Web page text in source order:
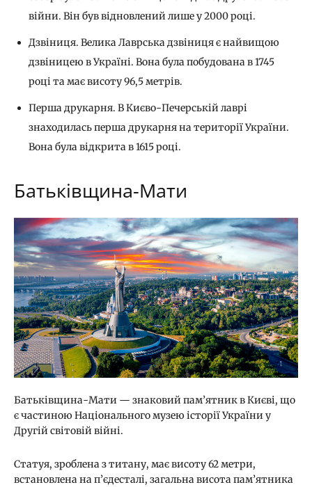
війни. Він був відновлений лише у 2000 році.
Дзвіниця. Велика Лаврська дзвіниця є найвищою
дзвіницею в Україні. Вона була побудована в 1745
році та має висоту 96,5 метрів.
Перша друкарня. В Києво-Печерській лаврі
знаходилась перша друкарня на території України.
Вона була відкрита в 1615 році.
Батьківщина-Мати
Батьківщина-Мати — знаковий пам’ятник в Києві, що
є частиною Національного музею історії України у
Другій світовій війні.
Статуя, зроблена з титану, має висоту 62 метри,
встановлена на п’єдесталі, загальна висота пам’ятника